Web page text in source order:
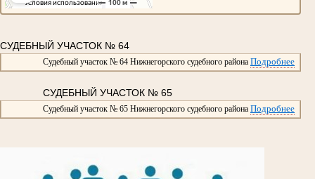
СУДЕБНЫЙ УЧАСТОК № 64
Судебный участок № 64 Нижнегорского судебного района Подробнее
СУДЕБНЫЙ УЧАСТОК № 65
Судебный участок № 65 Нижнегорского судебного района Подробнее